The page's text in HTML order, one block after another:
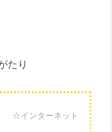
たり
☆インターネット